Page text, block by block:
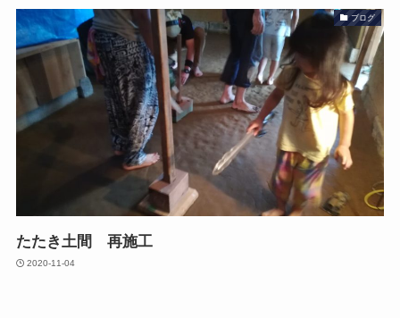
ブログ
たたき土間 再施工
2020-11-04